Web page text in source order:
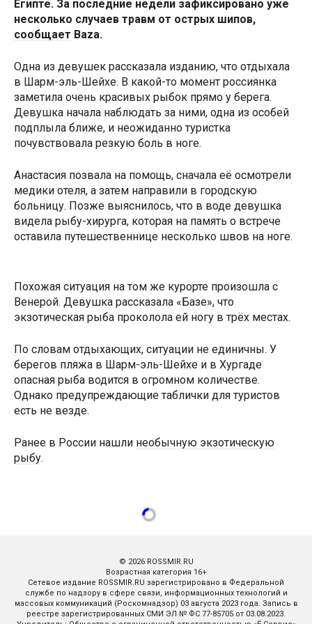
Египте. За последние недели зафиксировано уже
несколько случаев травм от острых шипов,
сообщает Baza.
Одна из девушек рассказала изданию, что отдыхала
в Шарм-эль-Шейхе. В какой-то момент россиянка
заметила очень красивых рыбок прямо у берега.
Девушка начала наблюдать за ними, одна из особей
подплыла ближе, и неожиданно туристка
почувствовала резкую боль в ноге.
Анастасия позвала на помощь, сначала её осмотрели
медики отеля, а затем направили в городскую
больницу. Позже выяснилось, что в воде девушка
видела рыбу-хирурга, которая на память о встрече
оставила путешественнице несколько швов на ноге.
Похожая ситуация на том же курорте произошла с
Венерой. Девушка рассказала «Базе», что
экзотическая рыба проколола ей ногу в трёх местах.
По словам отдыхающих, ситуации не единичны. У
берегов пляжа в Шарм-эль-Шейхе и в Хургаде
опасная рыба водится в огромном количестве.
Однако предупреждающие таблички для туристов
есть не везде.
Ранее в России нашли необычную экзотическую
рыбу.
© 2026 ROSSMIR.RU
Возрастная категория 16+
Сетевое издание ROSSMIR.RU зарегистрировано в Федеральной
службе по надзору в сфере связи, информационных технологий и
массовых коммуникаций (Роскомнадзор) 03 августа 2023 года. Запись в
реестре зарегистрированных СМИ ЭЛ № ФС 77-85705 от 03.08.2023.